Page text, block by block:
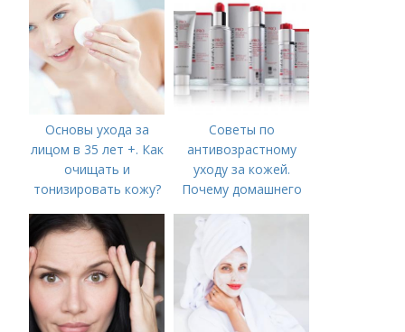
Основы ухода за
лицом в 35 лет +. Как
очищать и
тонизировать кожу?
Советы по
антивозрастному
уходу за кожей.
Почему домашнего